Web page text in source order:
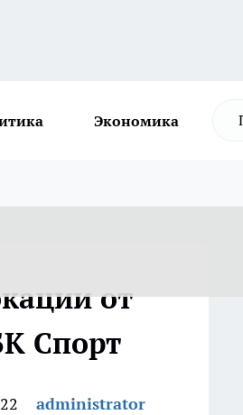
Экономика
от
Спорт
administrator